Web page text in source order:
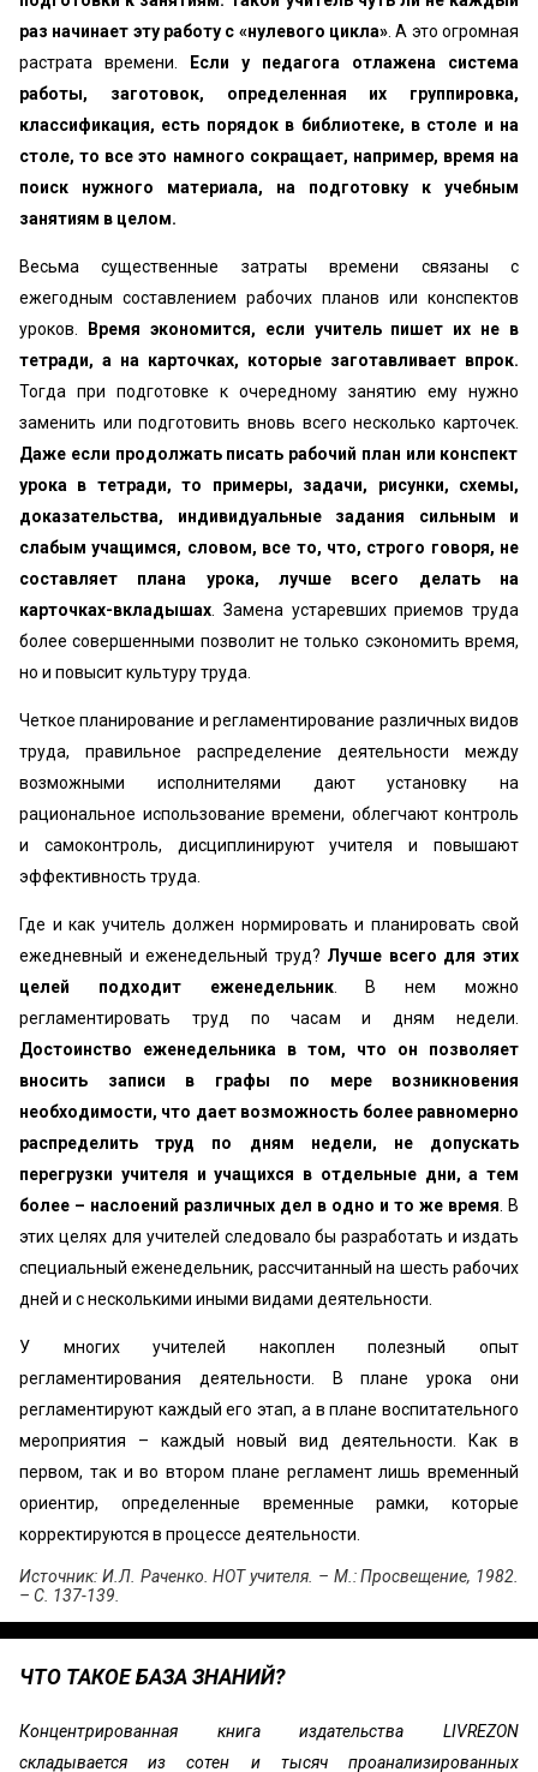
раз начинает эту работу с «нулевого цикла» . А это огромная
растрата времени.
Если у педагога отлажена система
работы, заготовок, определенная их группировка,
классификация, есть порядок в библиотеке, в столе и на
столе, то все это намного сокращает, например, время на
поиск нужного материала, на подготовку к учебным
занятиям в целом.
Весьма существенные затраты времени связаны с
ежегодным составлением рабочих планов или конспектов
уроков.
Время экономится, если учитель пишет их не в
тетради, а на карточках, которые заготавливает впрок.
Тогда при подготовке к очередному занятию ему нужно
заменить или подготовить вновь всего несколько карточек.
Даже если продолжать писать рабочий план или конспект
урока в тетради, то примеры, задачи, рисунки, схемы,
доказательства, индивидуальные задания сильным и
слабым учащимся, словом, все то, что, строго говоря, не
составляет плана урока, лучше всего делать на
карточках-вкладышах . Замена устаревших приемов труда
более совершенными позволит не только сэкономить время,
но и повысит культуру труда.
Четкое планирование и регламентирование различных видов
труда, правильное распределение деятельности между
возможными исполнителями дают установку на
рациональное использование времени, облегчают контроль
и самоконтроль, дисциплинируют учителя и повышают
эффективность труда.
Где и как учитель должен нормировать и планировать свой
ежедневный и еженедельный труд? Лучше всего для этих
целей подходит еженедельник. В нем можно
регламентировать труд по часам и дням недели.
Достоинство еженедельника в том, что он позволяет
вносить записи в графы по мере возникновения
необходимости, что дает возможность более равномерно
распределить труд по дням недели, не допускать
перегрузки учителя и учащихся в отдельные дни, а тем
более – наслоений различных дел в одно и то же время . В
этих целях для учителей следовало бы разработать и издать
специальный еженедельник, рассчитанный на шесть рабочих
дней и с несколькими иными видами деятельности.
У многих учителей накоплен полезный опыт
регламентирования деятельности. В плане урока они
регламентируют каждый его этап, а в плане воспитательного
мероприятия – каждый новый вид деятельности. Как в
первом, так и во втором плане регламент лишь временный
ориентир, определенные временные рамки, которые
корректируются в процессе деятельности.
Источник: И.Л. Раченко. HOT учителя. – М.: Просвещение, 1982.
– С. 137-139.
ЧТО ТАКОЕ БАЗА ЗНАНИЙ?
Концентрированная книга издательства LIVREZON
складывается из сотен и тысяч проанализированных